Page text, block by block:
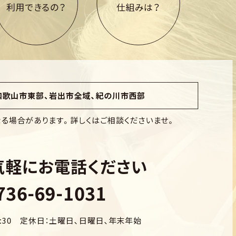
利用できるの？
仕組みは？
歌山市東部、岩出市全域、紀の川市西部
場合があります。 詳しくはご相談くださいませ。
にお電話ください
69-1031
定休日：土曜日、日曜日、年末年始